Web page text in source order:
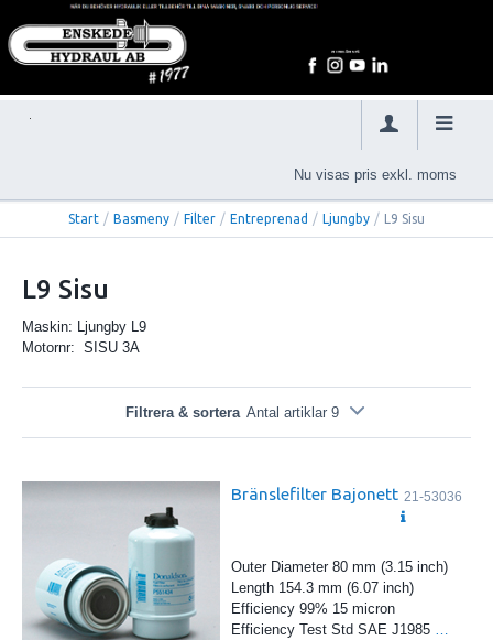
Nu visas pris exkl. moms
Start / Basmeny / Filter / Entreprenad / Ljungby / L9 Sisu
L9 Sisu
Maskin: Ljungby L9
Motornr: SISU 3A
Filtrera & sortera Antal artiklar 9
Bränslefilter Bajonett 21-53036
Outer Diameter 80 mm (3.15 inch)
Length 154.3 mm (6.07 inch)
Efficiency 99% 15 micron
Efficiency Test Std SAE J1985